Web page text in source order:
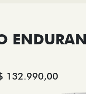
132.990,00